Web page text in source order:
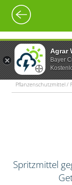
Agrar
Bayer
Pflanzenschutzmittel /
Spritzmittel